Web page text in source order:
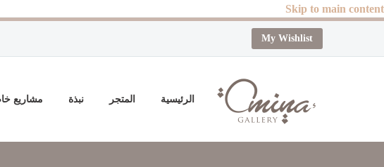
Skip to main content
My Wishlist
الرئيسية المتجر نبذة مشاريع